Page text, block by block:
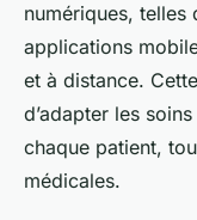
numériques, telles
applications
et à distance.
d’adapter les
chaque patient,
médicales.